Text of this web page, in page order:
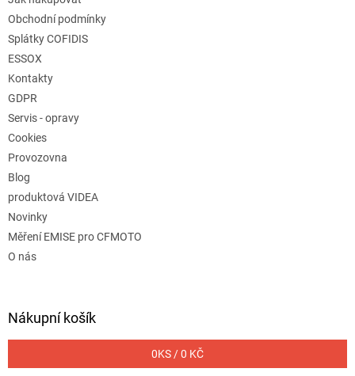
Obchodní podmínky
Splátky COFIDIS
ESSOX
Kontakty
GDPR
Servis - opravy
Cookies
Provozovna
Blog
produktová VIDEA
Novinky
Měření EMISE pro CFMOTO
O nás
Nákupní košík
0KS /0 KČ